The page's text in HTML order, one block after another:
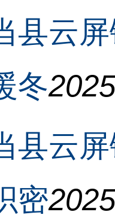
县云
冬
县云
密